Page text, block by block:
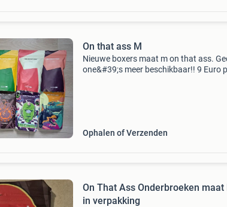
On that ass M
Nieuwe boxers maat m on that ass.
one&#39;s meer beschikbaar!! 9 Euro
Ophalen of Verzenden
On That Ass Onderbroeken maat
in verpakking